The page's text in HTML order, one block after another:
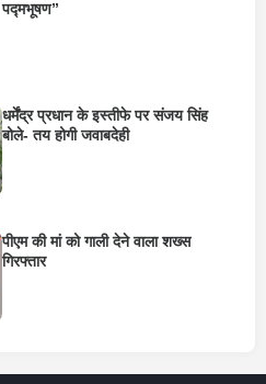
पद्मभूषण”
धर्मेंद्र प्रधान के इस्तीफे पर संजय सिंह
बोले- तय होगी जवाबदेही
पीएम की मां को गाली देने वाला शख्स
गिरफ्तार